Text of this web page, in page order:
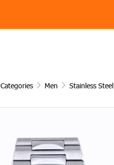
Categories Men Stainless Steel